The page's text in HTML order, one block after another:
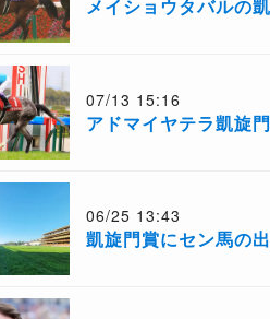
メイショウタバルの
07/13 15:16
アドマイヤテラ凱旋
06/25 13:43
凱旋門賞にセン馬の